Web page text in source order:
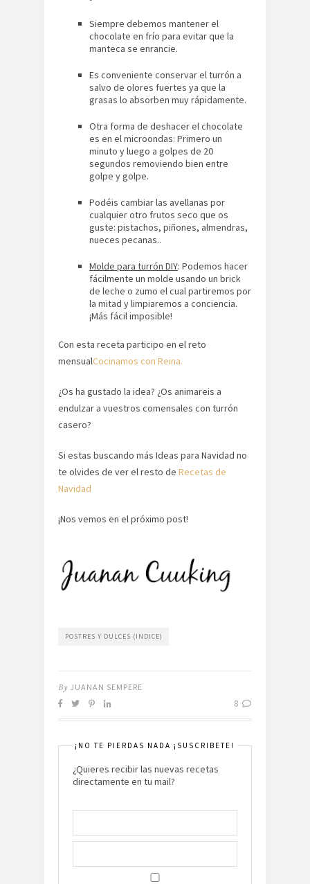
Siempre debemos mantener el
chocolate en frío para evitar que la
manteca se enrancie.
Es conveniente conservar el turrón a
salvo de olores fuertes ya que la
grasas lo absorben muy rápidamente.
Otra forma de deshacer el chocolate
es en el microondas: Primero un
minuto y luego a golpes de 20
segundos removiendo bien entre
golpe y golpe.
Podéis cambiar las avellanas por
cualquier otro frutos seco que os
guste: pistachos, piñones, almendras,
nueces pecanas..
Molde para turrón DIY: Podemos hacer
fácilmente un molde usando un brick
de leche o zumo el cual partiremos por
la mitad y limpiaremos a conciencia.
¡Más fácil imposible!
Con esta receta participo en el reto
mensualCocinamos con Reina.
¿Os ha gustado la idea? ¿Os animareis a
endulzar a vuestros comensales con turrón
casero?
Si estas buscando más Ideas para Navidad no
te olvides de ver el resto de Recetas de
Navidad
¡Nos vemos en el próximo post!
POSTRES Y DULCES (INDICE)
By JUANAN SEMPERE
8
¡NO TE PIERDAS NADA ¡SUSCRIBETE!
¿Quieres recibir las nuevas recetas
directamente en tu mail?